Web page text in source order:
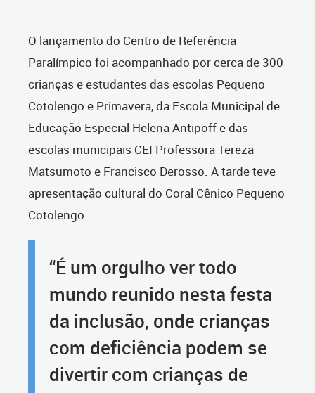
O lançamento do Centro de Referência
Paralímpico foi acompanhado por cerca de 300
crianças e estudantes das escolas Pequeno
Cotolengo e Primavera, da Escola Municipal de
Educação Especial Helena Antipoff e das
escolas municipais CEI Professora Tereza
Matsumoto e Francisco Derosso. A tarde teve
apresentação cultural do Coral Cênico Pequeno
Cotolengo.
“É um orgulho ver todo
mundo reunido nesta festa
da inclusão, onde crianças
com deficiência podem se
divertir com crianças de